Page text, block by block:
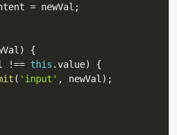
= newVal ;
)
{
!== this .value)
{
( 'input' , newVal ) ;